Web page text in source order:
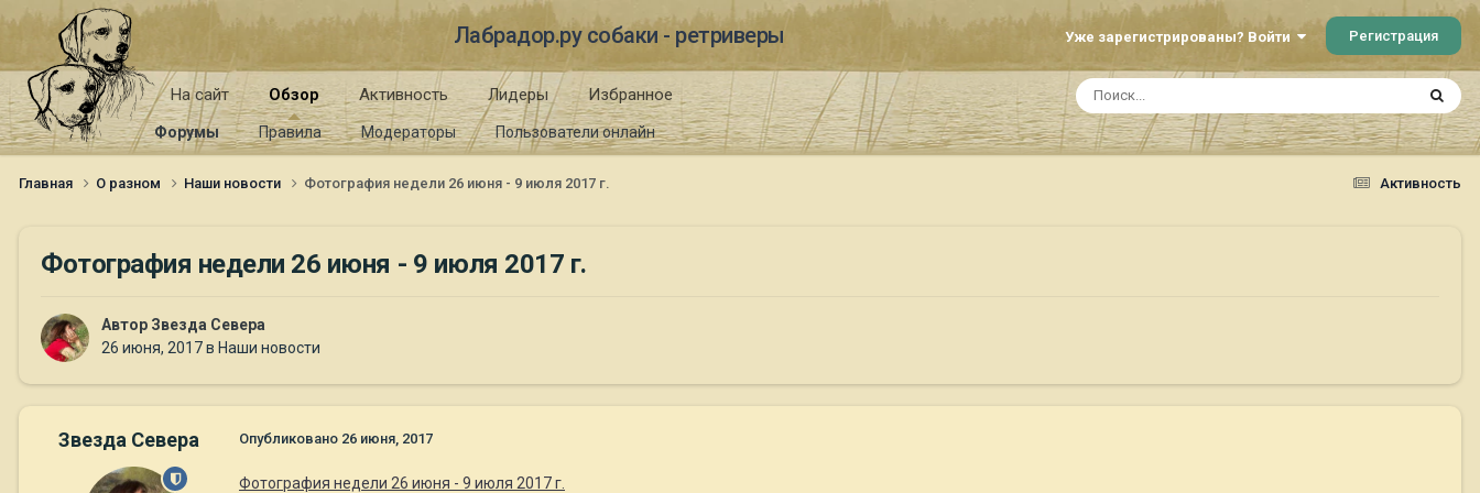
Лабрадор.ру собаки - ретриверы Уже зарегистрированы? Войти Регистрация
На сайт Обзор
Форумы Правила Модераторы Пользователи онлайн
Активность Лидеры Избранное
Активность
Главная О разном Наши новости Фотография недели 26 июня - 9 июля 2017 г.
Фотография недели 26 июня - 9 июля 2017 г.
Автор Звезда Севера
26 июня, 2017в Наши новости
Звезда Севера Опубликовано 26 июня, 2017
Фотография недели 26 июня - 9 июля 2017 г.